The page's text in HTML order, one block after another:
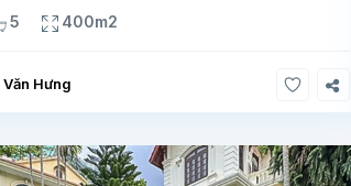
6 phòng ngủ 5 phòng tắm Tầng 1, , phòng
bếp-1wc Tầng 2, 2 phòng
5 400m2
Văn Hưng